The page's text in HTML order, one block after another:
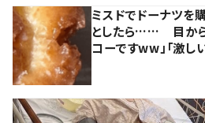
ミスドでドーナツを
としたら…… 目から
コーですww」「激し